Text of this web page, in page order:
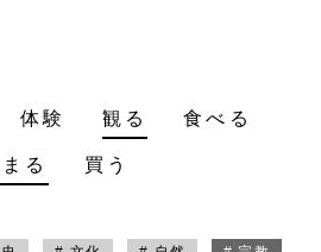
体験 観る 食べる
る 買う